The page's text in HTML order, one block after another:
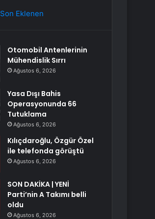
Son Eklenen
Otomobil Antenlerinin
Mühendislik Sırrı
Ağustos 6, 2026
Yasa Dışı Bahis
Operasyonunda 66
Tutuklama
Ağustos 6, 2026
Kılıçdaroğlu, Özgür Özel
ile telefonda görüştü
Ağustos 6, 2026
SON DAKİKA | YENİ
Parti’nin A Takımı belli
oldu
Ağustos 6, 2026